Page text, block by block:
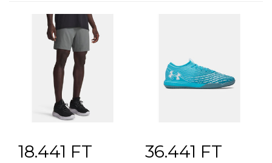
18.441 FT 36.441 FT